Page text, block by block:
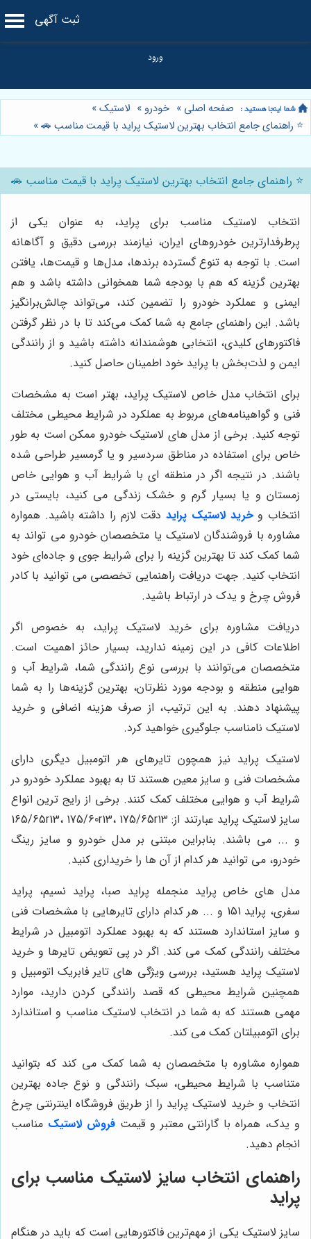
ثبت آگهی
صفحه اصلی » خودرو » لاستیک»
⭐️ راهنمای جامع انتخاب بهترین لاستیک پراید با قیمت مناسب 🚗»
⭐️ راهنمای جامع انتخاب بهترین لاستیک پراید با قیمت مناسب 🚗
انتخاب لاستیک مناسب برای پراید، به عنوان یکی از
پرطرفدارترین خودروهای ایران، نیازمند بررسی دقیق و آگاهانه
است. با توجه به تنوع گسترده برندها، مدل‌ها و قیمت‌ها، یافتن
بهترین گزینه که هم با بودجه شما همخوانی داشته باشد و هم
ایمنی و عملکرد خودرو را تضمین کند، می‌تواند چالش‌برانگیز
باشد. این راهنمای جامع به شما کمک می‌کند تا با در نظر گرفتن
فاکتورهای کلیدی، انتخابی هوشمندانه داشته باشید و از رانندگی
ایمن و لذت‌بخش با پراید خود اطمینان حاصل کنید.
برای انتخاب مدل خاص لاستیک پراید، بهتر است به مشخصات
فنی و گواهینامه‌های مربوط به عملکرد در شرایط محیطی مختلف
توجه کنید. برخی از مدل های لاستیک خودرو ممکن است به طور
خاص برای استفاده در مناطق سردسیر و یا گرمسیر طراحی شده
باشند. در نتیجه اگر در منطقه ای با شرایط آب و هوایی خاص
زمستان و یا بسیار گرم و خشک زندگی می کنید، بایستی در
انتخاب وخرید لاستیک پرایددقت لازم را داشته باشید. همواره
مشاوره با فروشندگان لاستیک یا متخصصان خودرو می تواند به
شما کمک کند تا بهترین گزینه را برای شرایط جوی و جاده‌ای خود
انتخاب کنید. جهت دریافت راهنمایی تخصصی می توانید با کادر
فروش چرخ و یدک در ارتباط باشید.
دریافت مشاوره برای خرید لاستیک پراید، به خصوص اگر
اطلاعات کافی در این زمینه ندارید، بسیار حائز اهمیت است.
متخصصان می‌توانند با بررسی نوع رانندگی شما، شرایط آب و
هوایی منطقه و بودجه مورد نظرتان، بهترین گزینه‌ها را به شما
پیشنهاد دهند. به این ترتیب، از صرف هزینه اضافی و خرید
لاستیک نامناسب جلوگیری خواهید کرد.
لاستیک پراید نیز همچون تایرهای هر اتومبیل دیگری دارای
مشخصات فنی و سایز معین هستند تا به بهبود عملکرد خودرو در
شرایط آب و هوایی مختلف کمک کنند. برخی از رایج ترین انواع
سایز لاستیک پراید عبارتند از:
165/65r13، 175/60r13، 175/65r13
و ... می باشند. بنابراین مبتنی بر مدل خودرو و سایز رینگ
خودرو، می توانید هر کدام از آن ها را خریداری کنید.
مدل های خاص پراید منجمله پراید صبا، پراید نسیم، پراید
سفری، پراید 151 و ... هر کدام دارای تایرهایی با مشخصات فنی
و سایز استاندارد هستند که به بهبود عملکرد اتومبیل در شرایط
مختلف رانندگی کمک می کند. اگر در پی تعویض تایرها و خرید
لاستیک پراید هستید، بررسی ویژگی های تایر فابریک اتومبیل و
همچنین شرایط محیطی که قصد رانندگی کردن دارید، موارد
مهمی هستند که به شما در انتخاب لاستیک مناسب و استاندارد
برای اتومبیلتان کمک می کند.
همواره مشاوره با متخصصان به شما کمک می کند که بتوانید
متناسب با شرایط محیطی، سبک رانندگی و نوع جاده بهترین
انتخاب و خرید لاستیک پراید را از طریق فروشگاه اینترنتی چرخ
و یدک، همراه با گارانتی معتبر و قیمتفروش لاستیک مناسب
انجام دهید.
راهنمای انتخاب سایز لاستیک مناسب برای
پراید
سایز لاستیک یکی از مهم‌ترین فاکتورهایی است که باید در هنگام